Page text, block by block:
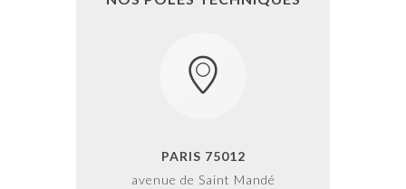
PARIS 75012
avenue de Saint Mandé